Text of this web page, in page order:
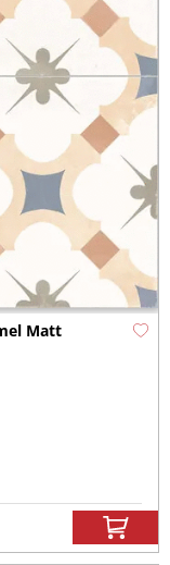
Matt